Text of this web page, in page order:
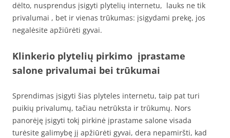
dėlto, nusprendus įsigyti plytelių internetu, lauks ne tik
privalumai , bet ir vienas trūkumas: įsigydami prekę, jos
negalėsite apžiūrėti gyvai.
Klinkerio plytelių pirkimo įprastame
salone privalumai bei trūkumai
Sprendimas įsigyti šias plyteles internetu, taip pat turi
puikių privalumų, tačiau netrūksta ir trūkumų. Nors
panorėję įsigyti tokį pirkinė įprastame salone visada
turėsite galimybę jį apžiūrėti gyvai, dera nepamiršti, kad